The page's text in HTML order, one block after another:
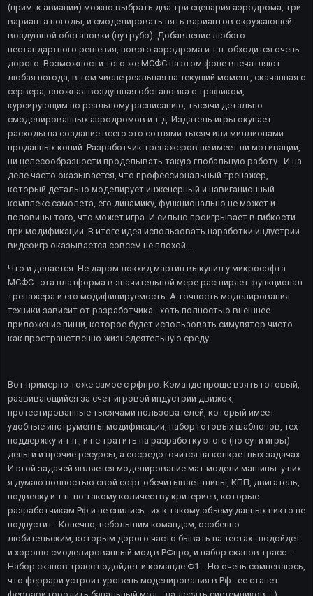
(прим. к авиации) можно выбрать два три сценария аэродрома, три
варианта погоды, и смоделировать пять вариантов окружающей
воздушной обстановки (ну грубо). Добавление любого
нестандартного решения, нового аэродрома и т.п. обходится очень
дорого. Возможности того же МСФС на этом фоне впечатляют
любая погода, в том числе реальная на текущий момент, скачанная с
сервера, сложная воздушная обстановка с трафиком,
курсирующим по реальному расписанию, тысячи детально
смоделированных аэродромов и т.д. Издатель игры окупает
расходы на создание всего это сотнями тысяч или миллионами
проданных копий. Разработчик тренажеров не имеет ни мотивации,
ни целесообразности проделывать такую глобальную работу.. И на
деле часто оказывается, что профессиональный тренажер,
который детально моделирует инженерный и навигационный
комплекс самолета, его динамику, функционально не может и
половины того, что может игра. И сильно проигрывает в гибкости
при модификации. В итоге идея использовать наработки индустрии
видеоигр оказывается совсем не плохой...
Что и делается. Не даром локхид мартин выкупил у микрософта
МСФС - эта платформа в значительной мере расширяет функционал
тренажера и его модифицируемость. А точность моделирования
техники зависит от разработчика - хоть полностью внешнее
приложение пиши, которое будет использовать симулятор чисто
как пространственно жизнедеятельную среду.
Вот примерно тоже самое с рфпро. Команде проще взять готовый,
развивающийся за счет игровой индустрии движок,
протестированные тысячами пользователей, который имеет
удобные инструменты модификации, набор готовых шаблонов, тех
поддержку и т.п., и не тратить на разработку этого (по сути игры)
деньги и прочие ресурсы, а сосредоточится на конкретных задачах.
И этой задачей является моделирование мат модели машины. у них
я думаю полностью свой софт обсчитывает шины, КПП, двигатель,
подвеску и т.п. по такому количеству критериев, которые
разработчикам Рф и не снились.. их к такому объему данных никто не
подпустит.. Конечно, небольшим командам, особенно
любительским, которым дорого часто бывать на тестах.. подойдет
и хорошо смоделированный мод в РФпро, и набор сканов трасс...
Набор сканов трасс подойдет и команде Ф1... Но очень сомневаюсь,
что феррари устроит уровень моделирования в Рф...ее станет